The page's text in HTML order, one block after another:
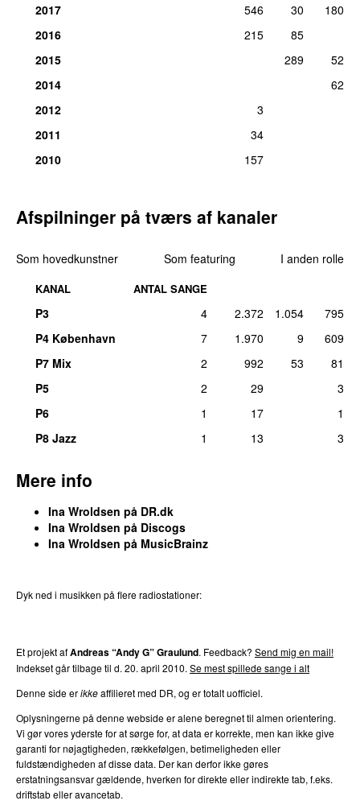
lør 30. okt 2021
Komponist:
Bless You
Wild / How Deep Is Your Love Mashup
1
Clean Bandit Anne-Marie
Rockabye (Jack Wins Remix)
2017
546 30
180
2016
215
85
2015
289
52
2014
62
2012
3
2011
34
2010
157
Afspilninger på tværs af kanaler
Som hovedkunstner Som featuring I anden rolle
KANAL ANTAL SANGE
P3 4 2.372 1.054
795
P4 København
7 1.970 9
609
P7 Mix
2 992 53
81
P5
2 29
3
P6
1 17
1
P8 Jazz
1 13 3
Mere info
Ina Wroldsen på DR.dk
Ina Wroldsen på Discogs
Ina Wroldsen på MusicBrainz
Dyk ned i musikken på flere radiostationer:
Et projekt afAndreas “Andy G” Graulund. Feedback? Send mig en mail!
Indekset går tilbage til d. 20. april 2010. Se mest spillede sange i alt
Denne side erikkeaffilieret med DR, og er totalt uofficiel.
Oplysningerne på denne webside er alene beregnet til almen orientering.
Vi gør vores yderste for at sørge for, at data er korrekte, men kan ikke give
garanti for nøjagtigheden, rækkefølgen, betimeligheden eller
fuldstændigheden af disse data. Der kan derfor ikke gøres
erstatningsansvar gældende, hverken for direkte eller indirekte tab, f.eks.
driftstab eller avancetab.